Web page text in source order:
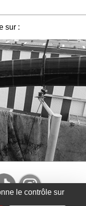
le contrôle sur
sur :